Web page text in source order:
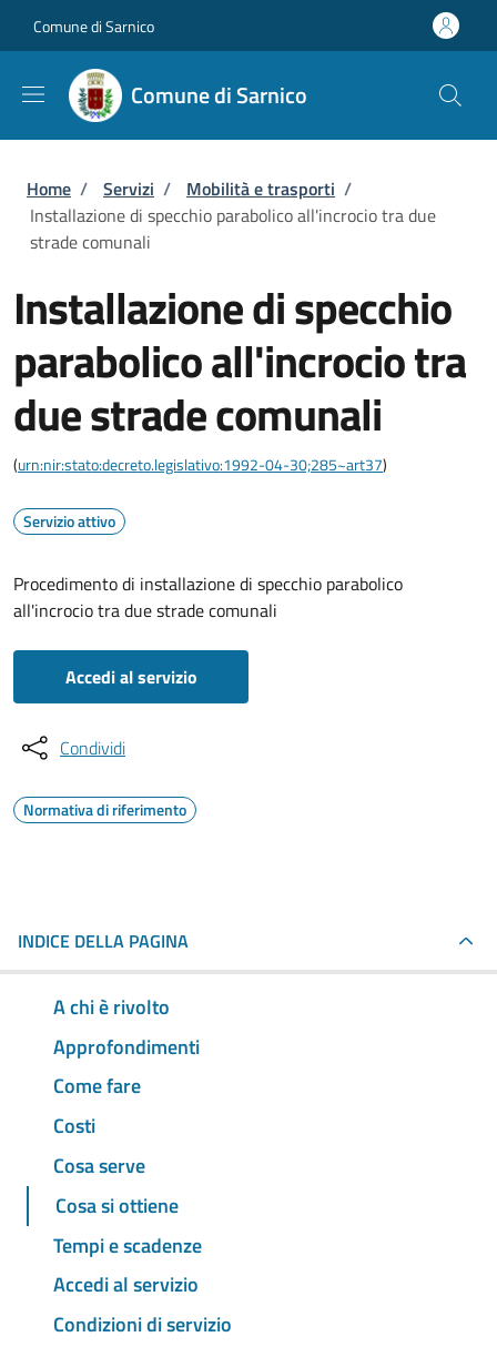
Comune di Sarnico
Comune di Sarnico
Briciole di pane
Home / Servizi / Mobilità e trasporti /
Installazione di specchio parabolico all'incrocio tra due
strade comunali
Installazione di specchio
parabolico all'incrocio tra
due strade comunali
(urn:nir:stato:decreto.legislativo:1992-04-30;285~art37)
Servizio attivo
Procedimento di installazione di specchio parabolico
all'incrocio tra due strade comunali
Accedi al servizio
Condividi
Normativa di riferimento
INDICE DELLA PAGINA
A chi è rivolto
Approfondimenti
Come fare
Costi
Cosa serve
Cosa si ottiene
Tempi e scadenze
Accedi al servizio
Condizioni di servizio